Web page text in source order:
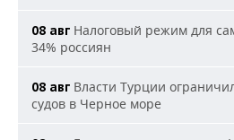
08 авг Налоговый режим для
34% россиян
08 авг Власти Турции
судов в Черное море